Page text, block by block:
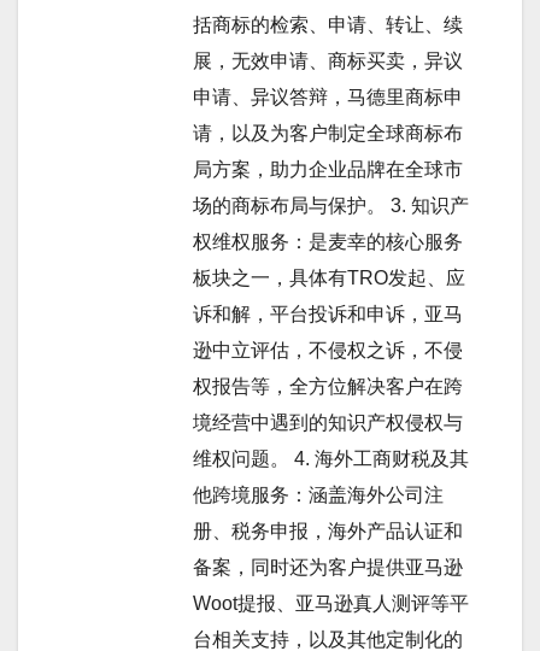
括商标的检索、申请、转让、续
展，无效申请、商标买卖，异议
申请、异议答辩，马德里商标申
请，以及为客户制定全球商标布
局方案，助力企业品牌在全球市
场的商标布局与保护。 3. 知识产
权维权服务：是麦幸的核心服务
板块之一，具体有TRO发起、应
诉和解，平台投诉和申诉，亚马
逊中立评估，不侵权之诉，不侵
权报告等，全方位解决客户在跨
境经营中遇到的知识产权侵权与
维权问题。 4. 海外工商财税及其
他跨境服务：涵盖海外公司注
册、税务申报，海外产品认证和
备案，同时还为客户提供亚马逊
Woot提报、亚马逊真人测评等平
台相关支持，以及其他定制化的